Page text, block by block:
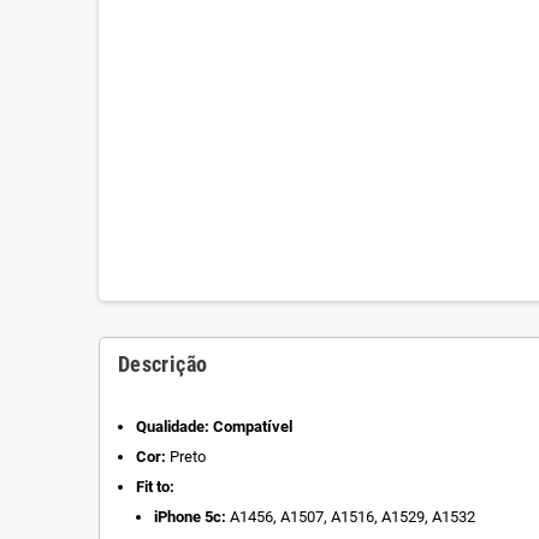
Descrição
Qualidade: Compatível
Cor: Preto
Fit to:
iPhone 5c: A1456, A1507, A1516, A1529, A1532